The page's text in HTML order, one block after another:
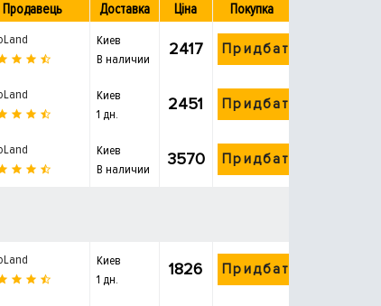
Продавець Доставка Ціна Покупка
Киев
В наличии
2417 Придбати
Киев
1 дн.
2451 Придбати
Киев
В наличии
3570 Придбати
Киев
1 дн.
1826 Придбати